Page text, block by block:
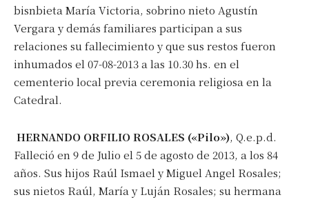
bisnbieta María Victoria, sobrino nieto Agustín
Vergara y demás familiares participan a sus
relaciones su fallecimiento y que sus restos fueron
inhumados el 07-08-2013 a las 10.30 hs. en el
cementerio local previa ceremonia religiosa en la
Catedral.
HERNANDO ORFILIO ROSALES («Pilo»), Q.e.p.d.
Falleció en 9 de Julio el 5 de agosto de 2013, a los 84
años. Sus hijos Raúl Ismael y Miguel Angel Rosales;
sus nietos Raúl, María y Luján Rosales; su hermana